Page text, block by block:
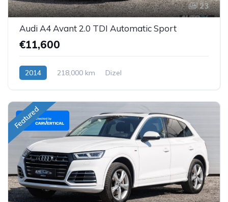
23
Audi A4 Avant 2.0 TDI Automatic Sport
€11,600
2014 218,000 km Dizel
Featured